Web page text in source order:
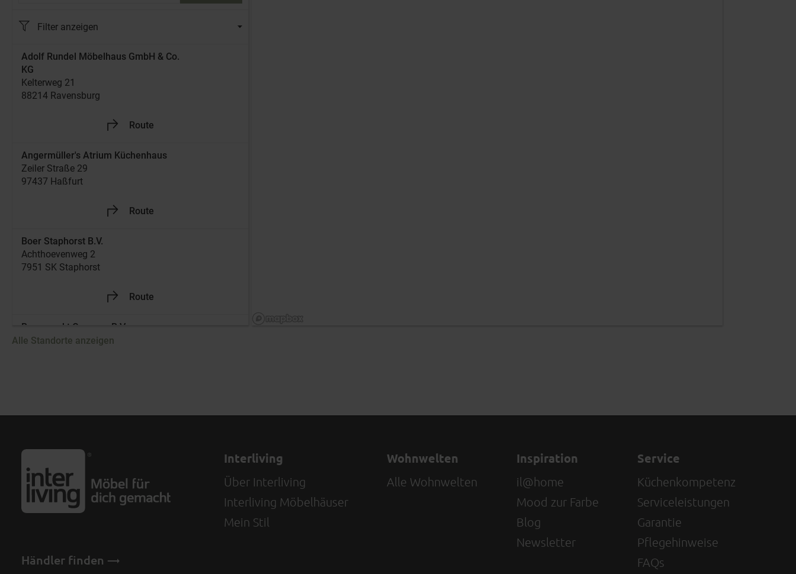
Filter anzeigen
Adolf Rundel Möbelhaus GmbH & Co.
KG
Kelterweg 21
88214 Ravensburg
Route
Angermüller's Atrium Küchenhaus
97437 Haßfurt
Jetzt geschlossen
Route
+31 522 466 800
Bouwmarkt Groenen B.V.
De Run 3112
Jetzt Händler entdecken!
Alle Standorte anzeigen
Händler finden
Interliving
Über Interliving
Interliving Möbelhäuser
Mein Stil
Wohnwelten
Alle Wohnwelten
Inspiration
il@home
Mood zur Farbe
Blog
Newsletter
Service
Küchenkompetenz
Serviceleistungen
Garantie
Pflegehinweise
FAQs